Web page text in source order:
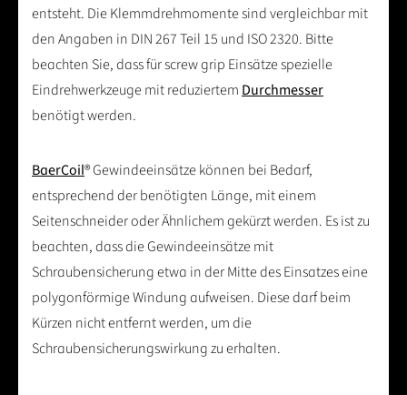
entsteht. Die Klemmdrehmomente sind vergleichbar mit
den Angaben in DIN 267 Teil 15 und ISO 2320. Bitte
beachten Sie, dass für screw grip Einsätze spezielle
Eindrehwerkzeuge mit reduziertem Durchmesser
benötigt werden.
BaerCoil® Gewindeeinsätze können bei Bedarf,
entsprechend der benötigten Länge, mit einem
Seitenschneider oder Ähnlichem gekürzt werden. Es ist zu
beachten, dass die Gewindeeinsätze mit
Schraubensicherung etwa in der Mitte des Einsatzes eine
polygonförmige Windung aufweisen. Diese darf beim
Kürzen nicht entfernt werden, um die
Schraubensicherungswirkung zu erhalten.